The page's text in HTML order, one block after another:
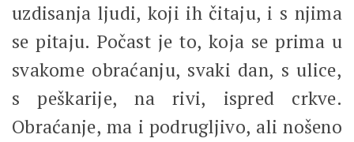
uzdisanja ljudi, koji ih čitaju, i s njima
se pitaju. Počast je to, koja se prima u
svakome obraćanju, svaki dan, s ulice,
s peškarije, na rivi, ispred crkve.
Obraćanje, ma i podrugljivo, ali nošeno